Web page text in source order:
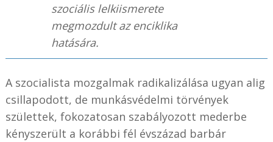
szociális lelkiismerete
megmozdult az enciklika
hatására.
A szocialista mozgalmak radikalizálása ugyan alig
csillapodott, de munkásvédelmi törvények
születtek, fokozatosan szabályozott mederbe
kényszerült a korábbi fél évszázad barbár